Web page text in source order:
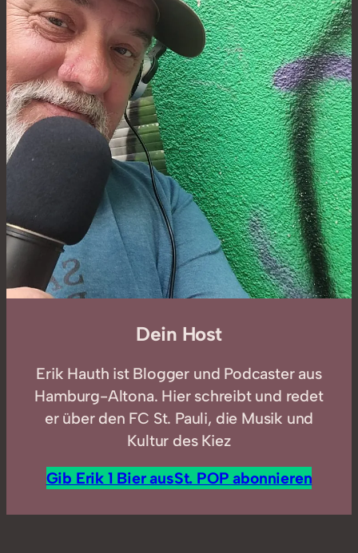
Dein Host
Erik Hauth ist Blogger und Podcaster aus
Hamburg-Altona. Hier schreibt und redet
er über den FC St. Pauli, die Musik und
Kultur des Kiez
Gib Erik 1 Bier ausSt. POP abonnieren